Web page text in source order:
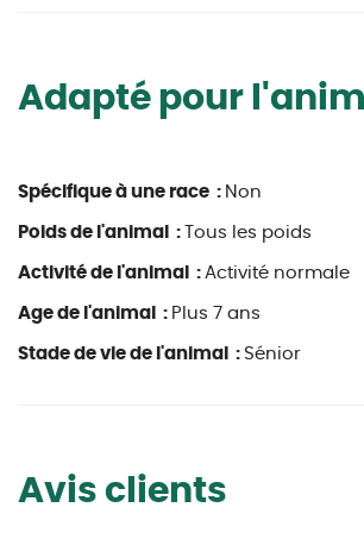
Adapté pour
Spécifique à une race : Non
Poids de l'animal : Tous les poids
Activité de l'animal : Activité normale
Age de l'animal : Plus 7 ans
Stade de vie de l'animal : Sénior
Avis clients